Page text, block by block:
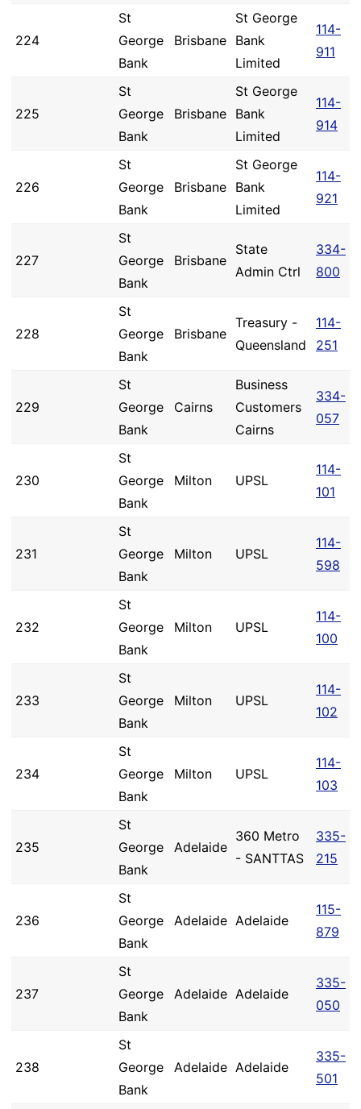
224
St
George
Bank
Brisbane
St George
Bank
Limited
114-
911
225
St
George
Bank
Brisbane
St George
Bank
Limited
114-
914
226
St
George
Bank
Brisbane
St George
Bank
Limited
114-
921
227
St
George
Bank
Brisbane
State
Admin Ctrl
334-
800
228
St
George
Bank
Brisbane
Treasury -
Queensland
114-
251
229
St
George
Bank
Cairns
Business
Customers
Cairns
334-
057
230
St
George
Bank
Milton UPSL
114-
101
231
St
George
Bank
Milton UPSL
114-
598
232
St
George
Bank
Milton UPSL
114-
100
233
St
George
Bank
Milton UPSL
114-
102
234
St
George
Bank
Milton UPSL
114-
103
235
St
George
Bank
Adelaide
360 Metro
- SANTTAS
335-
215
236
St
George
Bank
Adelaide Adelaide
115-
879
237
St
George
Bank
Adelaide Adelaide
335-
050
238
St
George
Bank
Adelaide Adelaide
335-
501